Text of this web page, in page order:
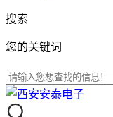
搜索
您的关键词